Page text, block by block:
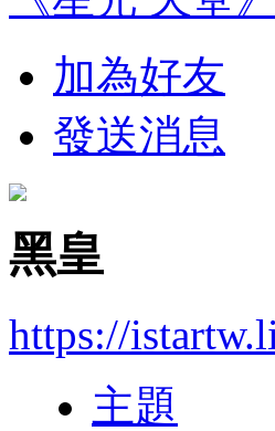
加為好友
發送消息
黑皇
https://
主題